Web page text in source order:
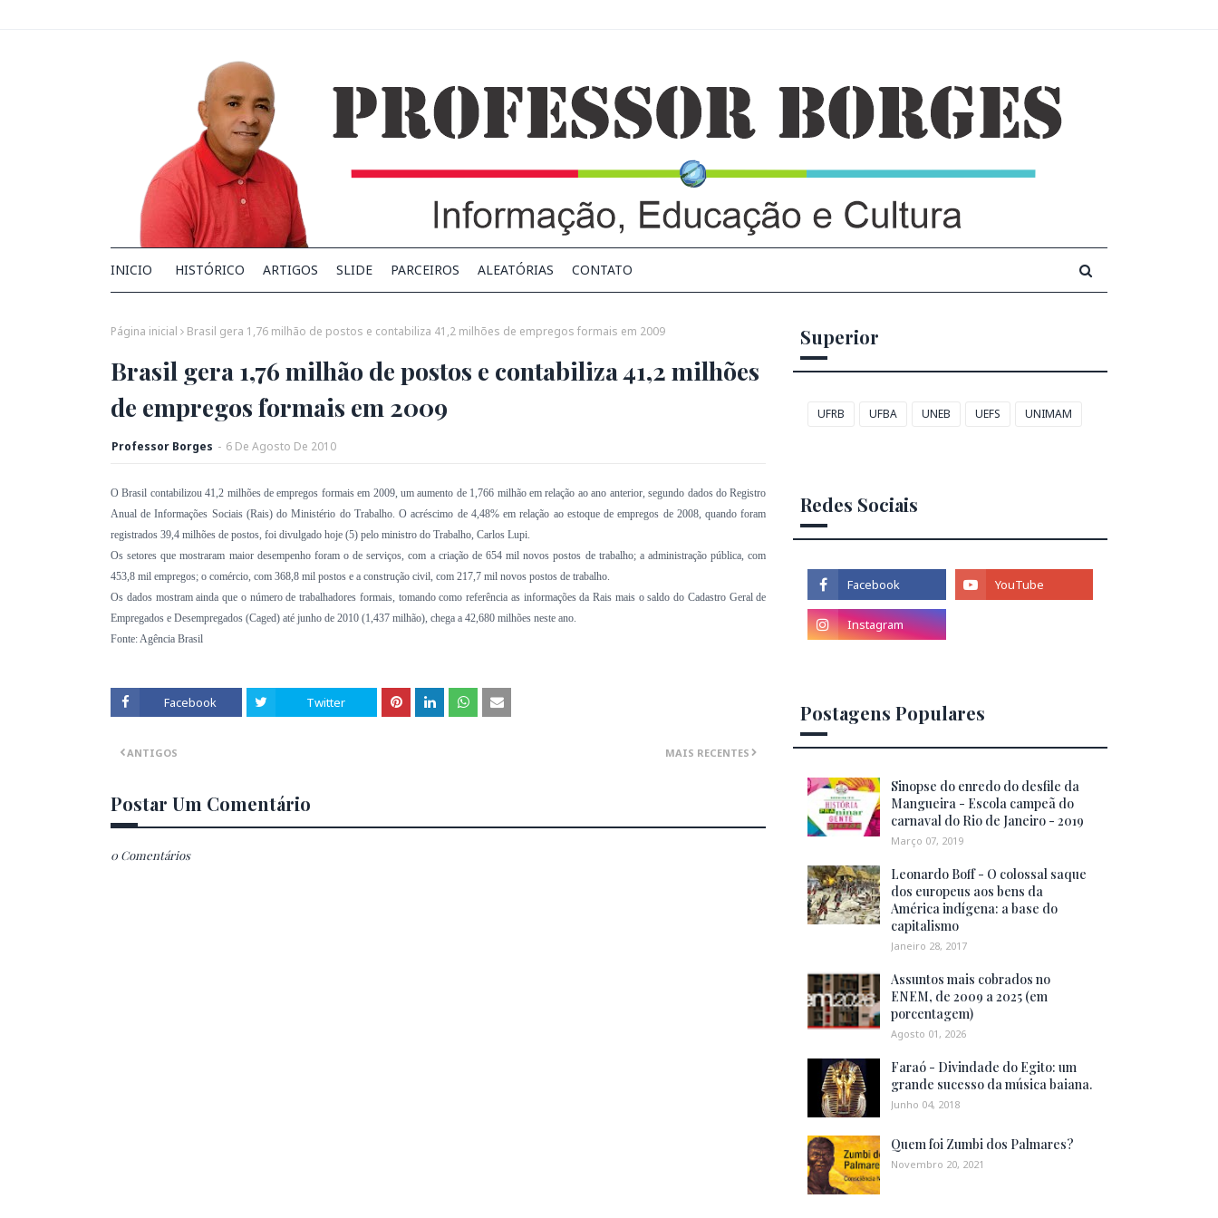
INICIO HISTÓRICO ARTIGOS SLIDE PARCEIROS ALEATÓRIAS CONTATO
Página inicial Brasil gera 1,76 milhão de postos e contabiliza 41,2 milhões de empregos formais em 2009
Brasil gera 1,76 milhão de postos e contabiliza 41,2 milhões
de empregos formais em 2009
Professor Borges - 6 De Agosto De 2010
O Brasil contabilizou 41,2 milhões de empregos formais em 2009, um aumento de 1,766 milhão em relação ao ano anterior, segundo dados do Registro
Anual de Informações Sociais (Rais) do Ministério do Trabalho. O acréscimo de 4,48% em relação ao estoque de empregos de 2008, quando foram
registrados 39,4 milhões de postos, foi divulgado hoje (5) pelo ministro do Trabalho, Carlos Lupi.
Os setores que mostraram maior desempenho foram o de serviços, com a criação de 654 mil novos postos de trabalho; a administração pública, com
453,8 mil empregos; o comércio, com 368,8 mil postos e a construção civil, com 217,7 mil novos postos de trabalho.
Os dados mostram ainda que o número de trabalhadores formais, tomando como referência as informações da Rais mais o saldo do Cadastro Geral de
Empregados e Desempregados (Caged) até junho de 2010 (1,437 milhão), chega a 42,680 milhões neste ano.
Fonte: Agência Brasil
Facebook Twitter
MAIS RECENTES
ANTIGOS
Postar Um Comentário
0 Comentários
Superior
UFRB UFBA UNEB UEFS UNIMAM
Redes Sociais
Postagens Populares
Sinopse do enredo do desfile da
Mangueira - Escola campeã do
carnaval do Rio de Janeiro - 2019
Março 07, 2019
Leonardo Boff - O colossal saque
dos europeus aos bens da
América indígena: a base do
capitalismo
Janeiro 28, 2017
Assuntos mais cobrados no
ENEM, de 2009 a 2025 (em
porcentagem)
Agosto 01, 2026
Faraó - Divindade do Egito: um
grande sucesso da música baiana.
Junho 04, 2018
Quem foi Zumbi dos Palmares?
Novembro 20, 2021